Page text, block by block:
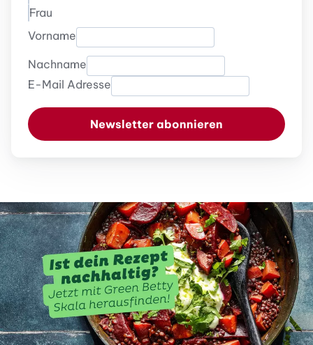
Frau
Vorname
Nachname
E-Mail Adresse
Newsletter abonnieren